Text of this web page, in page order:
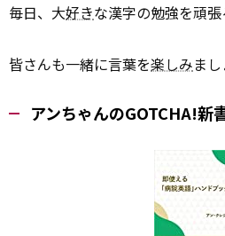
毎日、大好きな漢字の勉強を頑張
皆さんも一緒に言葉を楽しみまし
アンちゃんのGOTCHA!新